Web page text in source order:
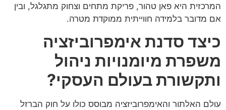
המרכזית היא פאן טהור, פריקת מתחים וצחוק מתגלגל, ובין
אם מדובר בלמידה חווייתית ממוקדת מטרה.
כיצד סדנת אימפרוביזציה
משפרת מיומנויות ניהול
ותקשורת בעולם העסקי?
עולם האלתור והאימפרוביזציה מבוסס כולו על חוק הברזל